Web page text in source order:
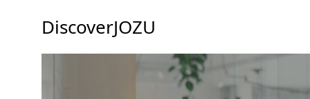
DiscoverJOZU